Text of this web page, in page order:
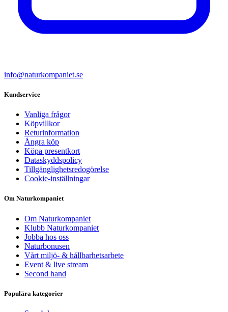
info@naturkompaniet.se
Kundservice
Vanliga frågor
Köpvillkor
Returinformation
Ångra köp
Köpa presentkort
Dataskyddspolicy
Tillgänglighetsredogörelse
Cookie-inställningar
Om Naturkompaniet
Om Naturkompaniet
Klubb Naturkompaniet
Jobba hos oss
Naturbonusen
Vårt miljö- & hållbarhetsarbete
Event & live stream
Second hand
Populära kategorier